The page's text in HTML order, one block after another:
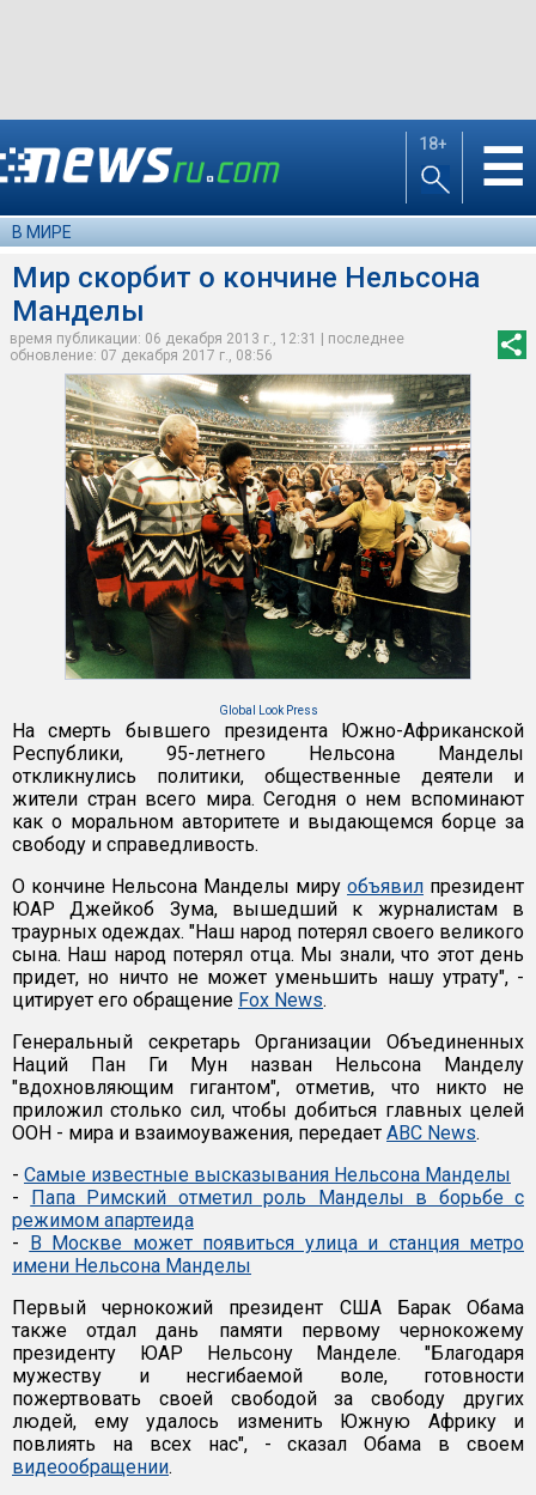
18+ ☰
В МИРЕ
Мир скорбит о кончине Нельсона
Манделы
время публикации: 06 декабря 2013 г., 12:31 | последнее
обновление: 07 декабря 2017 г., 08:56
Global Look Press
На смерть бывшего президента Южно-Африканской
Республики, 95-летнего Нельсона Манделы
откликнулись политики, общественные деятели и
жители стран всего мира. Сегодня о нем вспоминают
как о моральном авторитете и выдающемся борце за
свободу и справедливость.
О кончине Нельсона Манделы миру объявил президент
ЮАР Джейкоб Зума, вышедший к журналистам в
траурных одеждах. "Наш народ потерял своего великого
сына. Наш народ потерял отца. Мы знали, что этот день
придет, но ничто не может уменьшить нашу утрату", -
цитирует его обращение Fox News.
Генеральный секретарь Организации Объединенных
Наций Пан Ги Мун назван Нельсона Манделу
"вдохновляющим гигантом", отметив, что никто не
приложил столько сил, чтобы добиться главных целей
ООН - мира и взаимоуважения, передает ABC News.
- Самые известные высказывания Нельсона Манделы
- Папа Римский отметил роль Манделы в борьбе с
режимом апартеида
- В Москве может появиться улица и станция метро
имени Нельсона Манделы
Первый чернокожий президент США Барак Обама
также отдал дань памяти первому чернокожему
президенту ЮАР Нельсону Манделе. "Благодаря
мужеству и несгибаемой воле, готовности
пожертвовать своей свободой за свободу других
людей, ему удалось изменить Южную Африку и
повлиять на всех нас", - сказал Обама в своем
видеообращении.